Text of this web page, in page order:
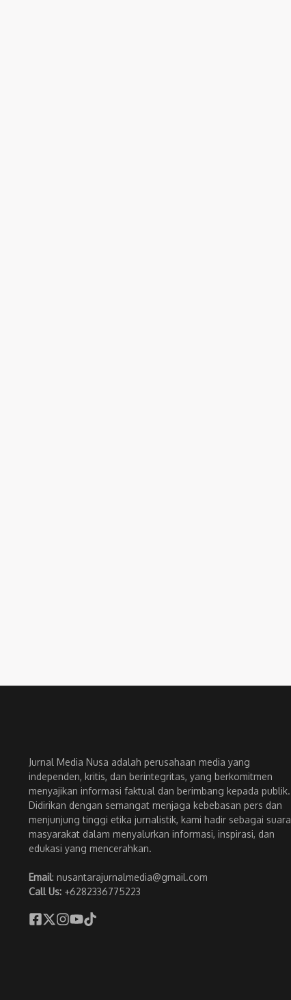
Jurnal Media Nusa adalah perusahaan media yang
independen, kritis, dan berintegritas, yang berkomitmen
menyajikan informasi faktual dan berimbang kepada publik.
Didirikan dengan semangat menjaga kebebasan pers dan
menjunjung tinggi etika jurnalistik, kami hadir sebagai suara
masyarakat dalam menyalurkan informasi, inspirasi, dan
edukasi yang mencerahkan.
Email: nusantarajurnalmedia@gmail.com
Call Us: +6282336775223